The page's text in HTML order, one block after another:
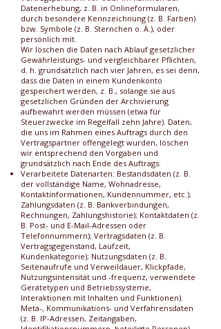
Datenerhebung, z. B. in Onlineformularen,
durch besondere Kennzeichnung (z. B. Farben)
bzw. Symbole (z. B. Sternchen o. Ä.), oder
persönlich mit.
Wir löschen die Daten nach Ablauf gesetzlicher
Gewährleistungs- und vergleichbarer Pflichten,
d. h. grundsätzlich nach vier Jahren, es sei denn,
dass die Daten in einem Kundenkonto
gespeichert werden, z. B., solange sie aus
gesetzlichen Gründen der Archivierung
aufbewahrt werden müssen (etwa für
Steuerzwecke im Regelfall zehn Jahre). Daten,
die uns im Rahmen eines Auftrags durch den
Vertragspartner offengelegt wurden, löschen
wir entsprechend den Vorgaben und
grundsätzlich nach Ende des Auftrags.
Verarbeitete Datenarten: Bestandsdaten (z. B.
der vollständige Name, Wohnadresse,
Kontaktinformationen, Kundennummer, etc.);
Zahlungsdaten (z. B. Bankverbindungen,
Rechnungen, Zahlungshistorie); Kontaktdaten (z.
B. Post- und E-Mail-Adressen oder
Telefonnummern); Vertragsdaten (z. B.
Vertragsgegenstand, Laufzeit,
Kundenkategorie); Nutzungsdaten (z. B.
Seitenaufrufe und Verweildauer, Klickpfade,
Nutzungsintensität und -frequenz, verwendete
Gerätetypen und Betriebssysteme,
Interaktionen mit Inhalten und Funktionen).
Meta-, Kommunikations- und Verfahrensdaten
(z. B. IP-Adressen, Zeitangaben,